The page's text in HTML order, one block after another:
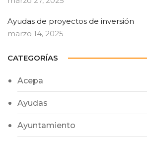
Ayudas de proyectos de inversión
marzo 14, 2025
CATEGORÍAS
Acepa
Ayudas
Ayuntamiento